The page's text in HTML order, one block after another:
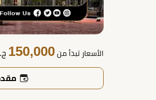
الأسعار تبدأ من 150,000
مقدم